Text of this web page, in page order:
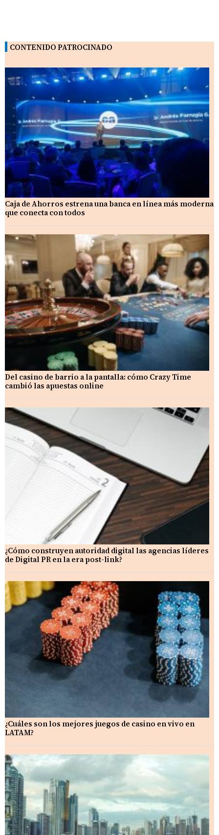
CONTENIDO PATROCINADO
Caja de Ahorros estrena una banca en línea más moderna
que conecta con todos
Del casino de barrio a la pantalla: cómo Crazy Time
cambió las apuestas online
¿Cómo construyen autoridad digital las agencias líderes
de Digital PR en la era post-link?
¿Cuáles son los mejores juegos de casino en vivo en
LATAM?